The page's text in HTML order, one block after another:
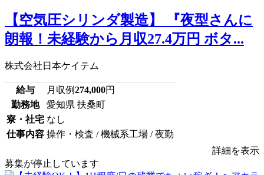
【空気圧シリンダ製造】 『夜型さんに
朗報！未経験から月収27.4万円 ボタ...
株式会社日本ケイテム
給与 月収例274,000円
勤務地
愛知県 扶桑町
寮・社宅 なし
仕事内容 操作・検査 / 機械系工場 / 夜勤
詳細を表示
募集が停止しています